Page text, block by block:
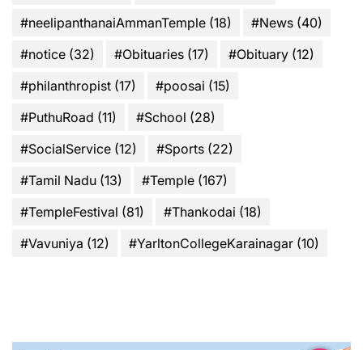
#neelipanthanaiAmmanTemple (18) #News (40)
#notice (32) #Obituaries (17) #Obituary (12)
#philanthropist (17) #poosai (15)
#PuthuRoad (11) #School (28)
#SocialService (12) #Sports (22)
#Tamil Nadu (13) #Temple (167)
#TempleFestival (81) #Thankodai (18)
#Vavuniya (12) #YarltonCollegeKarainagar (10)